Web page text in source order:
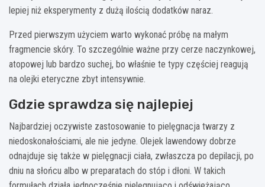
lepiej niż eksperymenty z dużą ilością dodatków naraz.
Przed pierwszym użyciem warto wykonać próbę na małym
fragmencie skóry. To szczególnie ważne przy cerze naczynkowej,
atopowej lub bardzo suchej, bo właśnie te typy częściej reagują
na olejki eteryczne zbyt intensywnie.
Gdzie sprawdza się najlepiej
Najbardziej oczywiste zastosowanie to pielęgnacja twarzy z
niedoskonałościami, ale nie jedyne. Olejek lawendowy dobrze
odnajduje się także w pielęgnacji ciała, zwłaszcza po depilacji, po
dniu na słońcu albo w preparatach do stóp i dłoni. W takich